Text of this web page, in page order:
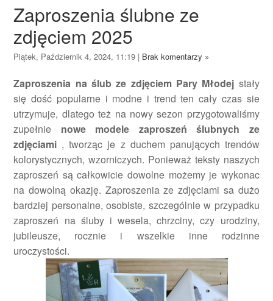
Zaproszenia ślubne ze
zdjęciem 2025
Piątek, Październik 4, 2024, 11:19 | Brak komentarzy »
Zaproszenia na ślub ze zdjęciem Pary Młodej stały
się dość popularne i modne i trend ten cały czas sie
utrzymuje, dlatego też na nowy sezon przygotowaliśmy
zupełnie nowe modele zaproszeń ślubnych ze
zdjęciami , tworząc je z duchem panujących trendów
kolorystycznych, wzorniczych. Ponieważ teksty naszych
zaproszeń są całkowicie dowolne możemy je wykonac
na dowolną okazję. Zaproszenia ze zdjęciami sa dużo
bardziej personalne, osobiste, szczególnie w przypadku
zaproszeń na śluby i wesela, chrzciny, czy urodziny,
jubileusze, rocznie i wszelkie inne rodzinne
uroczystości.